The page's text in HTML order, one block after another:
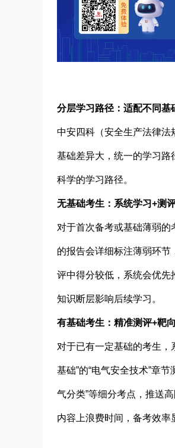
分层学习路径：适配不同基
中安四科（安全生产法律法
基础差异大，统一的学习路
科学的学习路径。
无基础考生：系统学习+测
对于首次备考或基础薄弱
的报告会详细标注薄弱环节
评中得分较低，系统会优先
知识断层影响后续学习。
有基础考生：精准测评+靶
对于已有一定基础的考生，
基础”的“电气安全技术”章
气分类”等细分考点，推送
内容上浪费时间，备考效率